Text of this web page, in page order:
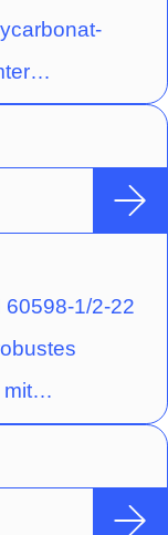
mit
60598-1/2-22
zur Isolierung